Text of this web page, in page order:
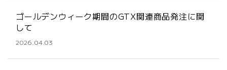
ゴールデンウィーク期間のGTX関連商品発注に関
して
2026.04.03